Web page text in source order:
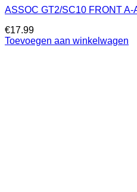
ASSOC GT2/SC10 FRONT
€17.99
Toevoegen aan winkelwagen